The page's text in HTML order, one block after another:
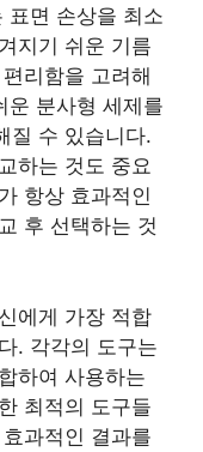
표면 손상을 최소
지기 쉬운 기름
리함을 고려해
운 분사형 세제를
질 수 있습니다.
하는 것도 중요
항상 효과적인
후 선택하는 것
에게 가장 적합
. 각각의 도구는
하여 사용하는
최적의 도구들
과적인 결과를